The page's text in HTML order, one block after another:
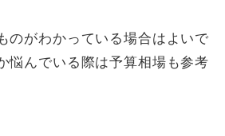
のがわかっている場合はよいで
悩んでいる際は予算相場も参考